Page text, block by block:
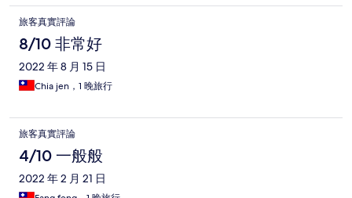
旅客真實評論
8/10 非常好
2022 年 8 月 15 日
Chia jen，1 晚旅行
旅客真實評論
4/10 一般般
2022 年 2 月 21 日